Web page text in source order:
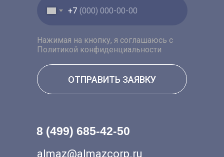
almaz@almazcorp.ru
8 (499) 685-42-50
+7
Нажимая на кнопку, я соглашаюсь с
Политикой конфиденциальности
ОТПРАВИТЬ ЗАЯВКУ